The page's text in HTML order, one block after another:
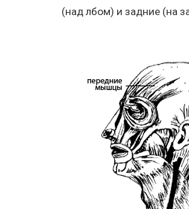
(над лбом) и задние (на